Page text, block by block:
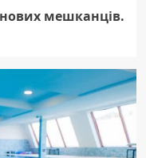
нових мешканців.